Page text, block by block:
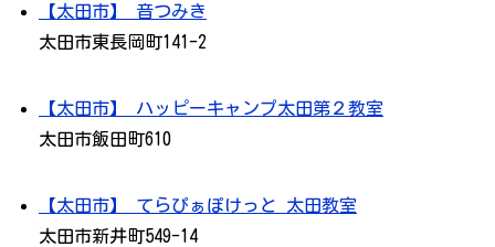
【太田市】 音つみき
太田市東長岡町141-2
【太田市】 ハッピーキャンプ太田第２教室
太田市飯田町610
【太田市】 てらぴぁぽけっと 太田教室
太田市新井町549-14